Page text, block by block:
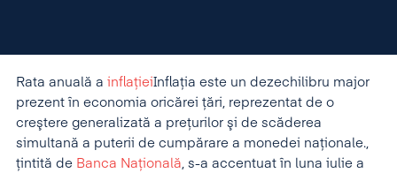
Rata anuală a inflaţieiInflaţia este un dezechilibru major
prezent în economia oricărei ţări, reprezentat de o
creştere generalizată a preţurilor şi de scăderea
simultană a puterii de cumpărare a monedei naţionale.,
ţintită de Banca Naţională, s-a accentuat în luna iulie a